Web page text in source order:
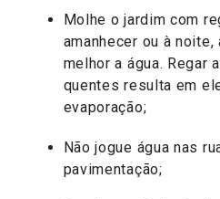
Molhe o jardim com
amanhecer ou à
melhor a água. Regar
quentes resulta em
evaporação;
Não jogue água nas
pavimentação;